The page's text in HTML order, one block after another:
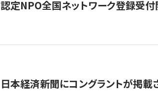
認定NPO全国ネットワーク登録受付
日本経済新聞にコングラントが掲載